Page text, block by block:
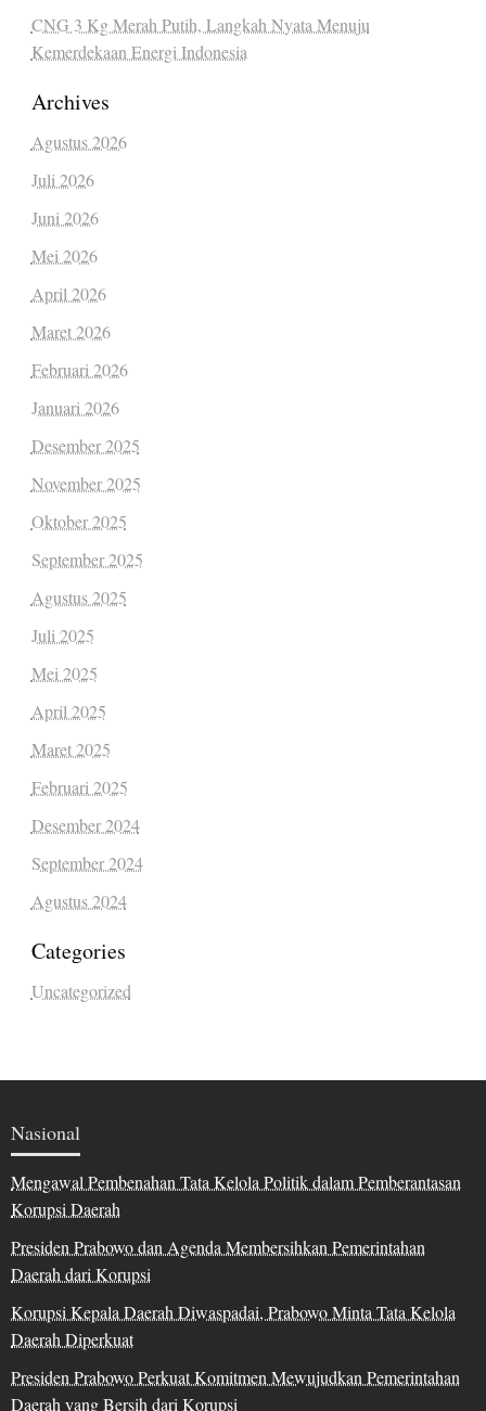
CNG 3 Kg Merah Putih, Langkah Nyata Menuju
Kemerdekaan Energi Indonesia
Archives
Agustus 2026
Juli 2026
Juni 2026
Mei 2026
April 2026
Maret 2026
Februari 2026
Januari 2026
Desember 2025
November 2025
Oktober 2025
September 2025
Agustus 2025
Juli 2025
Mei 2025
April 2025
Maret 2025
Februari 2025
Desember 2024
September 2024
Agustus 2024
Categories
Uncategorized
Nasional
Mengawal Pembenahan Tata Kelola Politik dalam Pemberantasan
Korupsi Daerah
Presiden Prabowo dan Agenda Membersihkan Pemerintahan
Daerah dari Korupsi
Korupsi Kepala Daerah Diwaspadai, Prabowo Minta Tata Kelola
Daerah Diperkuat
Presiden Prabowo Perkuat Komitmen Mewujudkan Pemerintahan
Daerah yang Bersih dari Korupsi